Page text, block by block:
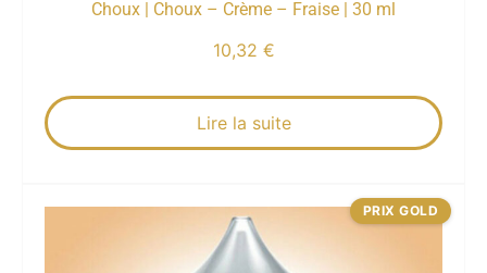
Choux | Choux – Crème – Fraise | 30 ml
10,32 €
Lire la suite
PRIX GOLD